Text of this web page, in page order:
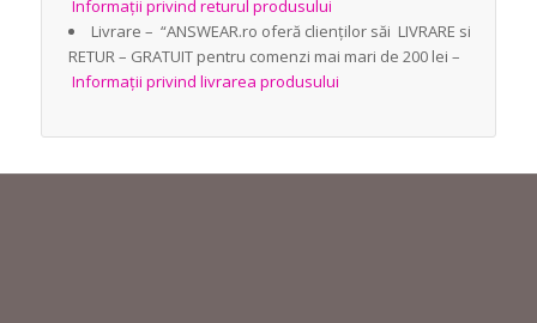
Informații privind returul produsului
Livrare – “ANSWEAR.ro oferă clienților săi LIVRARE si
RETUR – GRATUIT pentru comenzi mai mari de 200 lei –
Informații privind livrarea produsului